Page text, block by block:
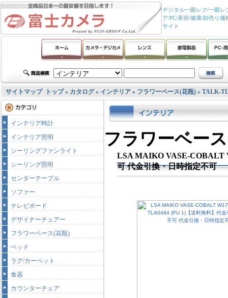
デジタル一眼レフ/一眼レ
ア/PC/美容/健康/卸売り
サイト
サイトマップ トップ»カタログ»インテリア»フラワーベース(花瓶)»TALK-
インテリア時計
インテリア照明
シーリングファンライト
シーリング照明
センターテーブル
ソファー
テレビボード
デザイナーチェアー
フラワーベース(花瓶)
ベッド
ラグ/カーペット
食器
カウンターチェア
フラワーベー
LSA MAIKO VASE-COBALT
可 代金引換・日時指定不可